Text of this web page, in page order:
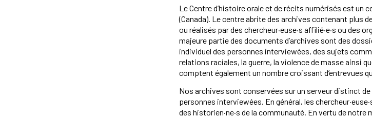
Le Centre d’histoire orale et de récits numérisés est un
(Canada). Le centre abrite des archives contenant plus
ou réalisés par des chercheur·euse·s affilié·e·s ou des
majeure partie des documents d’archives sont des
individuel des personnes interviewées, des sujets
relations raciales, la guerre, la violence de masse ainsi
comptent également un nombre croissant d’entrevues
Nos archives sont conservées sur un serveur distinct de
personnes interviewées. En général, les
des historien·ne·s de la communauté. En vertu de